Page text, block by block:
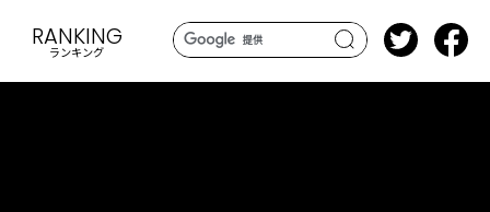
search
RANKING
ランキング